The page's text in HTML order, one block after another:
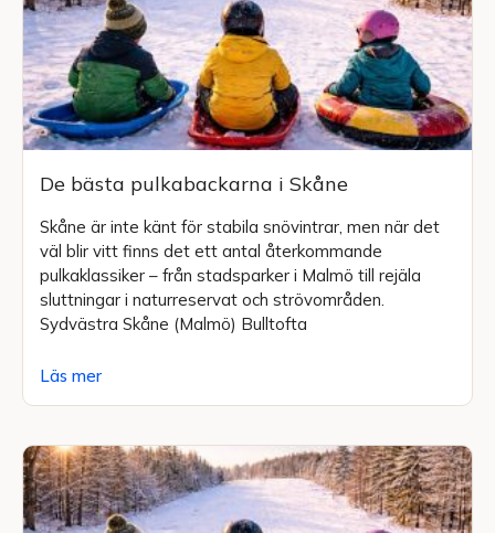
De bästa pulkabackarna i Skåne
Skåne är inte känt för stabila snövintrar, men när det
väl blir vitt finns det ett antal återkommande
pulkaklassiker – från stadsparker i Malmö till rejäla
sluttningar i naturreservat och strövområden.
Sydvästra Skåne (Malmö) Bulltofta
Läs mer